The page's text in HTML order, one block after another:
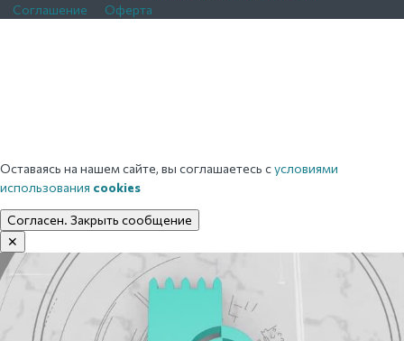
Соглашение
Оферта
Оставаясь на нашем сайте, вы соглашаетесь сусловиями
использования cookies
Согласен. Закрыть сообщение
✕